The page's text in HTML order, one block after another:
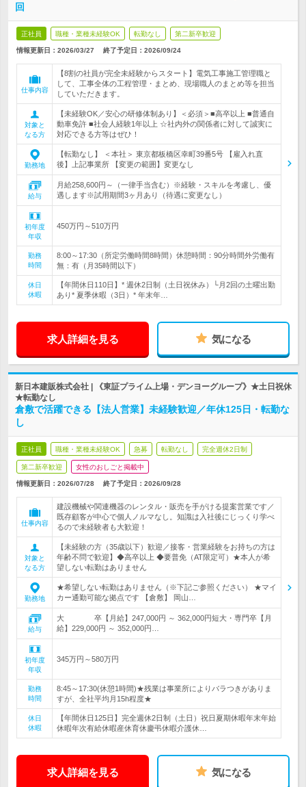
回
正社員 職種・業種未経験OK 転勤なし 第二新卒歓迎
情報更新日：2026/03/27 終了予定日： 2026/09/24
仕事内容
【8割の社員が完全未経験からスタート】電気工事施工管理職と
して、工事全体の工程管理・まとめ、現場職人のまとめ等を担当
していただきます。
対象と
なる方
【未経験OK／安心の研修体制あり】＜必須＞■高卒以上 ■普通自
動車免許 ■社会人経験1年以上 ☆社内外の関係者に対して誠実に
対応できる方等はぜひ！
勤務地
【転勤なし】 ＜本社＞ 東京都板橋区幸町39番5号 【雇入れ直
後】上記事業所 【変更の範囲】変更なし
給与
月給258,600円～（一律手当含む）※経験・スキルを考慮し、優
遇します※試用期間3ヶ月あり（待遇に変更なし）
初年度
年収
450万円～510万円
勤務
時間
8:00～17:30（所定労働時間8時間）休憩時間：90分時間外労働有
無：有（月35時間以下）
休日
休暇
【年間休日110日】* 週休2日制（土日祝休み）└月2回の土曜出勤
あり* 夏季休暇（3日）* 年末年…
求人詳細を見る 気になる
新日本建販株式会社 | 《東証プライム上場・デンヨーグループ》★土日祝休
★転勤なし
倉敷で活躍できる【法人営業】未経験歓迎／年休125日・転勤な
し
正社員 職種・業種未経験OK 急募 転勤なし 完全週休2日制
第二新卒歓迎 女性のおしごと掲載中
情報更新日：2026/07/28 終了予定日： 2026/09/28
仕事内容
建設機械や関連機器のレンタル・販売を手がける提案営業です／
既存顧客が中心で個人ノルマなし。知識は入社後にじっくり学べ
るので未経験者も大歓迎！
対象と
なる方
【未経験の方（35歳以下）歓迎／接客・営業経験をお持ちの方は
年齢不問で歓迎】◆高卒以上 ◆要普免（AT限定可）★本人が希
望しない転勤はありません
勤務地
★希望しない転勤はありません（※下記ご参照ください） ★マイ
カー通勤可能な拠点です 【倉敷】 岡山…
給与
大 卒【月給】247,000円 ～ 362,000円短大・専門卒【月
給】229,000円 ～ 352,000円…
初年度
年収
345万円～580万円
勤務
時間
8:45～17:30(休憩1時間)★残業は事業所によりバラつきがありま
すが、全社平均月15h程度★
休日
休暇
【年間休日125日】完全週休2日制（土日）祝日夏期休暇年末年始
休暇年次有給休暇産休育休慶弔休暇介護休…
求人詳細を見る 気になる